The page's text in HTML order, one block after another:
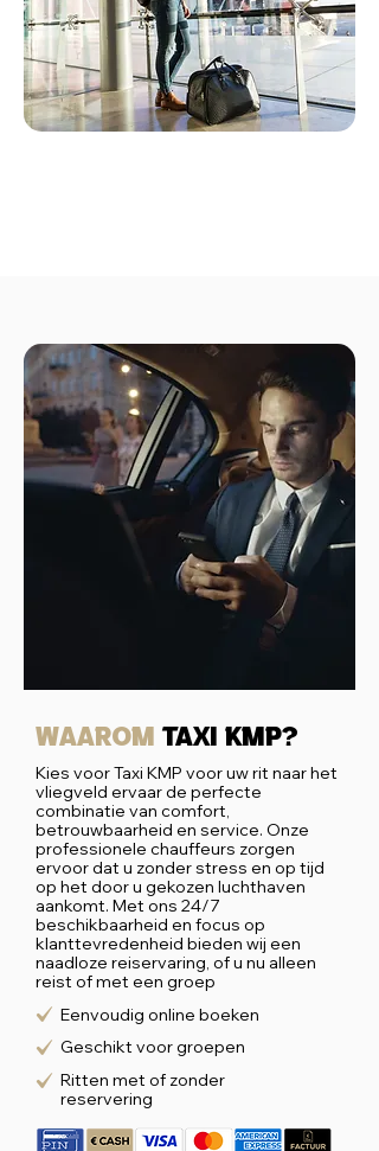
Waarom taxi kmp?
Kies voor Taxi KMP voor uw rit naar het
vliegveld ervaar de perfecte
combinatie van comfort,
betrouwbaarheid en service. Onze
professionele chauffeurs zorgen
ervoor dat u zonder stress en op tijd
op het door u gekozen luchthaven
aankomt. Met ons 24/7
beschikbaarheid en focus op
klanttevredenheid bieden wij een
naadloze reiservaring, of u nu alleen
reist of met een groep
Eenvoudig online boeken
Geschikt voor groepen
Ritten met of zonder
reservering